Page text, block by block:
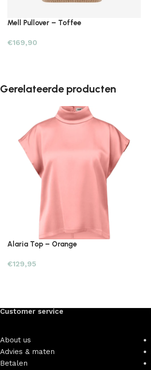
Mell Pullover – Toffee
€169,90
Gerelateerde producten
Alaria Top – Orange
€129,95
Customer service
About us
Advies & maten
Betalen